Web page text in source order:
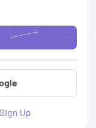
Sign Up